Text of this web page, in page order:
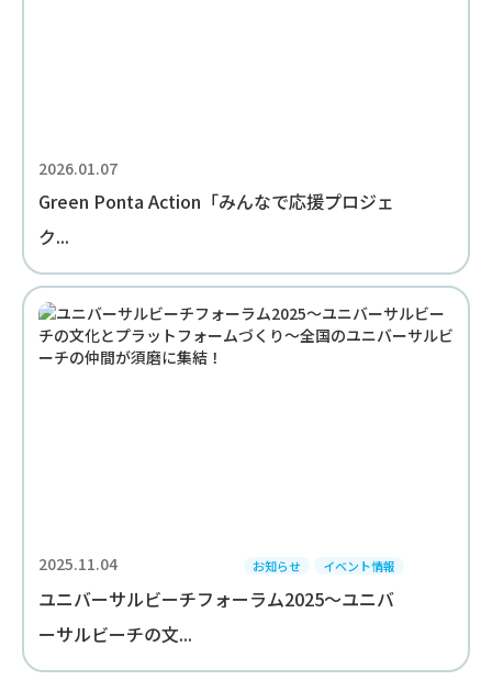
2026.01.07
Green Ponta Action「みんなで応援プロジェ
ク...
2025.11.04 お知らせ イベント情報
ユニバーサルビーチフォーラム2025～ユニバ
ーサルビーチの文...